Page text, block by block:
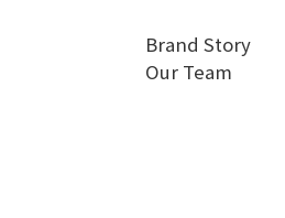
Brand Story
Our Team